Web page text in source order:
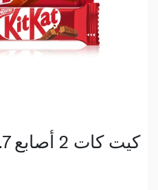
كيت كات 2 أصابع 17.7 غ × 12